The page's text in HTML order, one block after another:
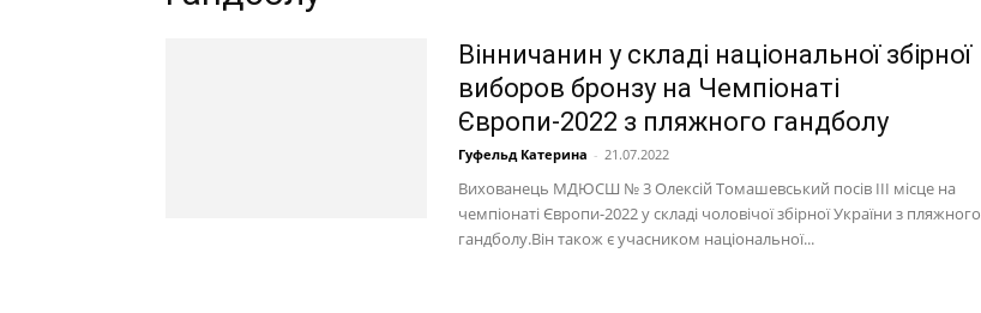
Вінничанин у складі національної збірної
виборов бронзу на Чемпіонаті
Європи-2022 з пляжного гандболу
Гуфельд Катерина - 21.07.2022
Вихованець МДЮСШ № 3 Олексій Томашевський посів ІІІ місце на
чемпіонаті Європи-2022 у складі чоловічої збірної України з пляжного
гандболу.Він також є учасником національної...